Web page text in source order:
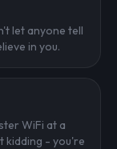
let anyone tell
in you.
WiFi at a
kidding - you're